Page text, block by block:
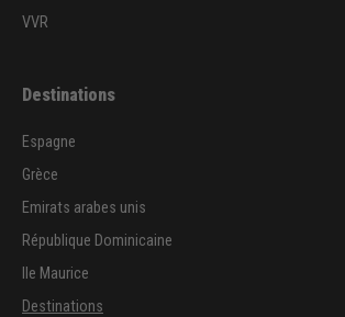
VVR
Destinations
Espagne
Grèce
Emirats arabes unis
République Dominicaine
Ile Maurice
Destinations